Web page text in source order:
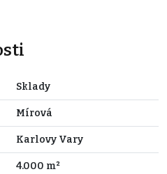
Sklady
Mírová
Karlovy Vary
4.000 m²